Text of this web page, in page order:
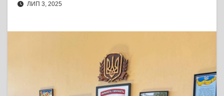
ЛИП 3, 2025